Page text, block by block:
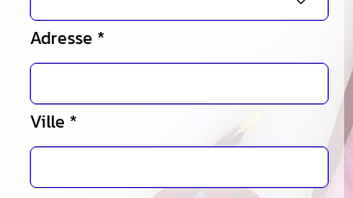
Adresse *
Ville *